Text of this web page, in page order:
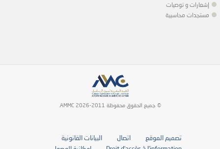
إشعارات و توصيات
مستجدات محاسبية
© جميع الحقوق محفوظة 2011-2026 AMMC.
تصميم الموقع اتصال
البيانات القانونية